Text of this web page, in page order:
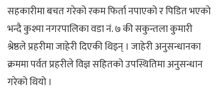
सहकारीमा बचत गरेको रकम फिर्ता नपाएको र पिडित भएको
भन्दै कुश्मा नगरपालिका वडा नं. ७ की सकुन्तला कुमारी
श्रेष्ठले प्रहरीमा जाहेरी दिएकी थिइन् । जाहेरी अनुसन्धानका
क्रममा पर्वत प्रहरीले विज्ञ सहितको उपस्थितिमा अनुसन्धान
गरेको थियो ।